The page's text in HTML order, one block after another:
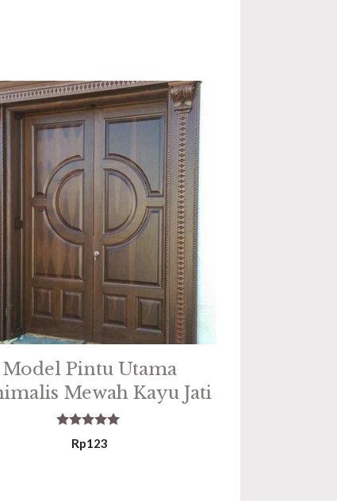
Model Pintu Utama
Mewah Kayu Jati
5.00
out of 5
Rp123